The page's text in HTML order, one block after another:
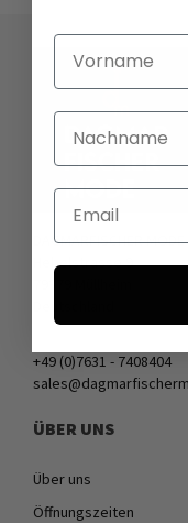
DAGMARFISCHER
Hebelstrasse 9
+49 (0)7631 - 7408404
ÜBER UNS
Über uns
Öffnungszeiten
Vorname
Nachname
Email